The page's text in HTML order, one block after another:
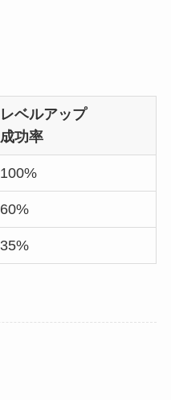
レベルアップ
成功率
100%
60%
35%